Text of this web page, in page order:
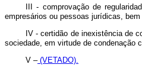
III - comprovação de
empresários ou pessoas jurídicas,
IV - certidão de inexistência de
sociedade, em virtude de condenação
V –(VETADO).